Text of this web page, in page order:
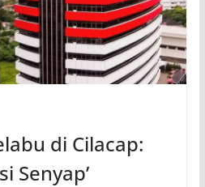
di Cilacap:
Senyap’